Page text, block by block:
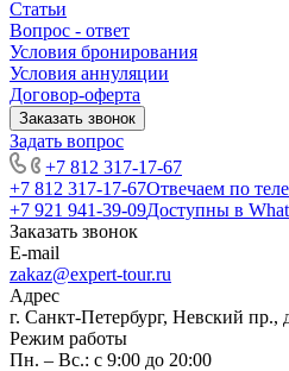
Статьи
Вопрос - ответ
Условия бронирования
Условия аннуляции
Договор-оферта
Заказать звонок
Задать вопрос
+7 812 317-17-67
+7 812 317-17-67Отвечаем по
+7 921 941-39-09Доступны в
Заказать звонок
E-mail
zakaz@expert-tour.ru
Адрес
г. Санкт-Петербург, Невский пр.,
Режим работы
Пн. – Вс.: с 9:00 до 20:00